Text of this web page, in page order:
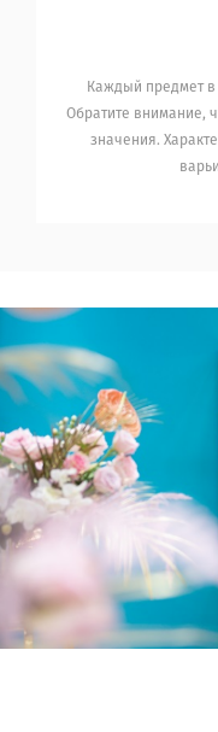
Каждый предмет
Обратите внимание,
значения.